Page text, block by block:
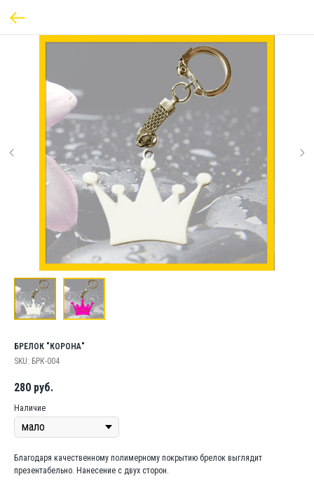
БРЕЛОК "КОРОНА"
SKU: БРК-004
280 руб.
Наличие
Благодаря качественному полимерному покрытию брелок выглядит
презентабельно. Нанесение с двух сторон.